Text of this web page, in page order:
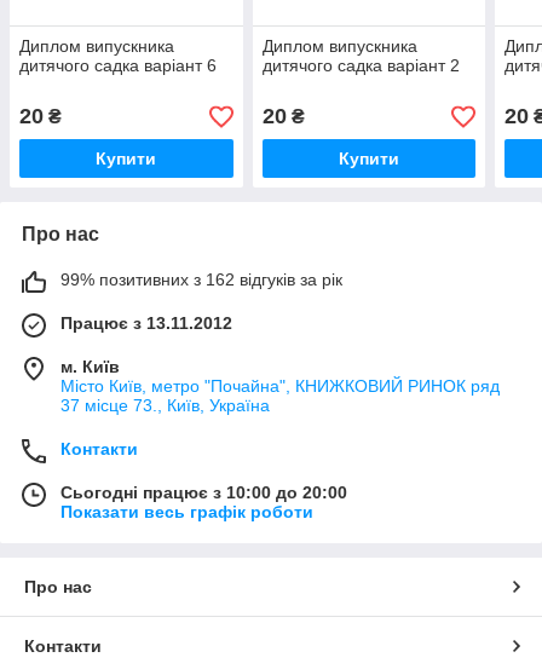
Диплом випускника
дитячого садка варіант 6
20 ₴
Купити
Диплом випускника
дитячого садка варіант 2
20₴
Купити
20
Про нас
99% позитивних з 162 відгуків за рік
Працює з 13.11.2012
м. Київ
Місто Київ, метро "Почайна", КНИЖКОВИЙ РИНОК ряд
37 місце 73., Київ, Україна
Контакти
Сьогодні працює з 10:00 до 20:00
Показати весь графік роботи
Про нас
Контакти